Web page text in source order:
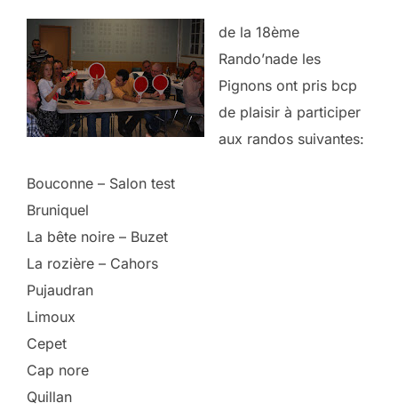
de la 18ème
Rando’nade les
Pignons ont pris bcp
de plaisir à participer
aux randos suivantes:
Bouconne – Salon test
Bruniquel
La bête noire – Buzet
La rozière – Cahors
Pujaudran
Limoux
Cepet
Cap nore
Quillan